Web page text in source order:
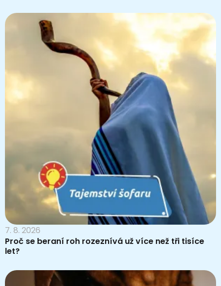
7. 8. 2026
Proč se beraní roh rozeznívá už více než tři tisíce
let?